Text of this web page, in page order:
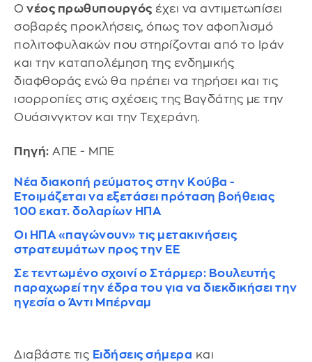
Ο νέος πρωθυπουργός έχει να αντιμετωπίσει
σοβαρές προκλήσεις, όπως τον αφοπλισμό
πολιτοφυλακών που στηρίζονται από το Ιράν
και την καταπολέμηση της ενδημικής
διαφθοράς ενώ θα πρέπει να τηρήσει και τις
ισορροπίες στις σχέσεις της Βαγδάτης με την
Ουάσινγκτον και την Τεχεράνη.
Πηγή: ΑΠΕ - ΜΠΕ
Νέα διακοπή ρεύματος στην Κούβα -
Ετοιμάζεται να εξετάσει πρόταση βοήθειας
100 εκατ. δολαρίων ΗΠΑ
Οι ΗΠΑ «παγώνουν» τις μετακινήσεις
στρατευμάτων προς την ΕΕ
Σε τεντωμένο σχοινί ο Στάρμερ: Βουλευτής
παραχωρεί την έδρα του για να διεκδικήσει την
ηγεσία ο Άντι Μπέρναμ
Διαβάστε τις Ειδήσεις σήμερα και